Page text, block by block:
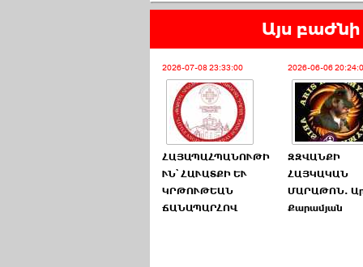
Այս բաժնի
2026-07-08 23:33:00
ՀԱՅԱՊԱՀՊԱՆՈՒԹԻ
ՒՆ՝ ՀԱՒԱՏՔԻ ԵՒ
ԿՐԹՈՒԹԵԱՆ
ՃԱՆԱՊԱՐՀՈՎ
2026-06-06
ԶԶՎԱՆՔԻ
ՀԱՅԿԱԿԱՆ
ՄԱՐԱԹՈՆ.
Քարամյան